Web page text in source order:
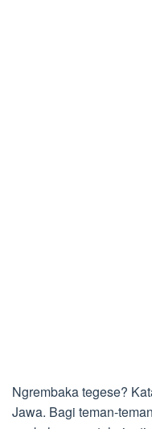
Ngrembaka tegese?
Jawa. Bagi teman-